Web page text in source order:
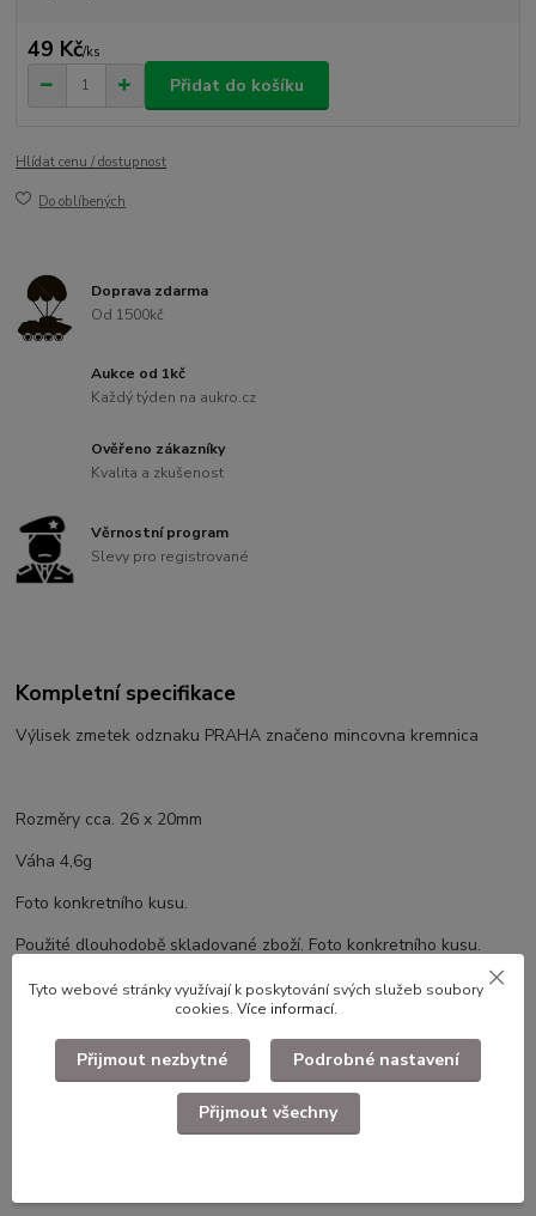
49 Kč/ks
Přidat do košíku
Hlídat cenu / dostupnost
Do oblíbených
Doprava zdarma
Od 1500kč
Aukce od 1kč
Každý týden na aukro.cz
Ověřeno zákazníky
Kvalita a zkušenost
Věrnostní program
Slevy pro registrované
Kompletní specifikace
Výlisek zmetek odznaku PRAHA značeno mincovna kremnica
Rozměry cca. 26 x 20mm
Váha 4,6g
Foto konkretního kusu.
Použité dlouhodobě skladované zboží. Foto konkretního kusu.
Zboží zařazeno v kategoriích
Faleristika, odznaky, nášivky
Civlní odznaky,medaile,plakety
Tyto webové stránky využívají k poskytování svých služeb soubory
cookies. Více informací.
Přijmout nezbytné Podrobné nastavení
Přijmout všechny